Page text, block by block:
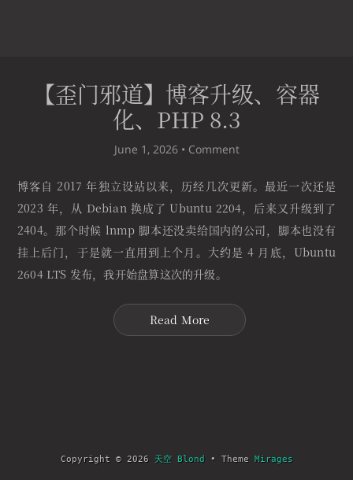
【歪门邪道】博客升级、容器
化、PHP 8.3
June 1, 2026 • Comment
博客自 2017 年独立设站以来，历经几次更新。最近一次还是
2023 年，从 Debian 换成了 Ubuntu 2204，后来又升级到了
2404。那个时候 lnmp 脚本还没卖给国内的公司，脚本也没有
挂上后门，于是就一直用到上个月。大约是 4 月底，Ubuntu
2604 LTS 发布，我开始盘算这次的升级。
Read More
Copyright © 2026 天空 Blond • Theme Mirages